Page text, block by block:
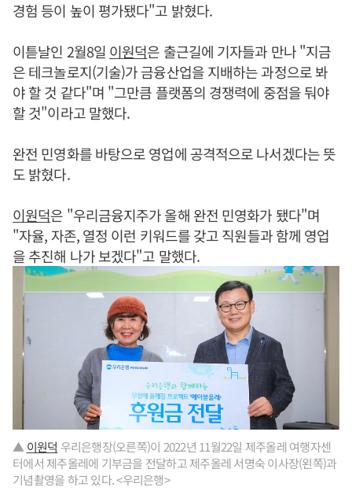
경험 등이 높이 평가됐다"고 밝혔다.
이튿날인 2월8일 이원덕은 출근길에 기자들과 만나 "지금
은 테크놀로지(기술)가 금융산업을 지배하는 과정으로 봐
야 할 것 같다"며 "그만큼 플랫폼의 경쟁력에 중점을 둬야
할 것"이라고 말했다.
완전 민영화를 바탕으로 영업에 공격적으로 나서겠다는 뜻
도 밝혔다.
이원덕은 "우리금융지주가 올해 완전 민영화가 됐다"며
"자율, 자존, 열정 이런 키워드를 갖고 직원들과 함께 영업
을 추진해 나가 보겠다"고 말했다.
▲ 이원덕 우리은행장(오른쪽)이 2022년 11월22일 제주올레 여행자센
터에서 제주올레에 기부금을 전달하고 제주올레 서명숙 이사장(왼쪽)과
기념촬영을 하고 있다. <우리은행>